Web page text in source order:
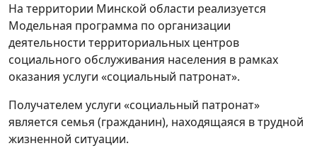
На территории Минской области реализуется
Модельная программа по организации
деятельности территориальных центров
социального обслуживания населения в рамках
оказания услуги «социальный патронат».
Получателем услуги «социальный патронат»
является семья (гражданин), находящаяся в трудной
жизненной ситуации.
обслуживания населения
Отделение обеспечения дневного
пребывания для граждан пожилого
возраста
Дом самостоятельного комфортного
проживания